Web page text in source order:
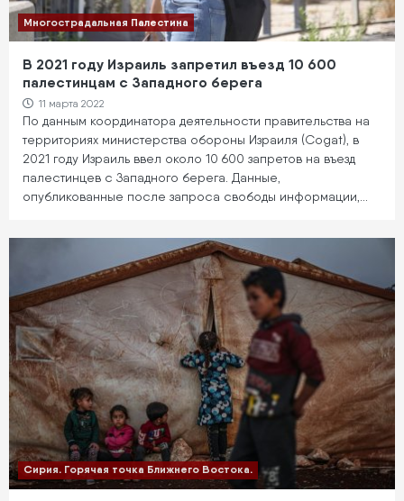
Многострадальная Палестина
В 2021 году Израиль запретил въезд 10 600
палестинцам с Западного берега
11 марта 2022
По данным координатора деятельности правительства на
территориях министерства обороны Израиля (Cogat), в
2021 году Израиль ввел около 10 600 запретов на въезд
палестинцев с Западного берега. Данные,
опубликованные после запроса свободы информации,…
Сирия. Горячая точка Ближнего Востока.